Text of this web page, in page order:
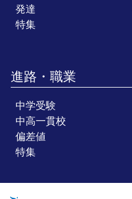
発達
特集
進路・職業
中学受験
中高一貫校
偏差値
特集